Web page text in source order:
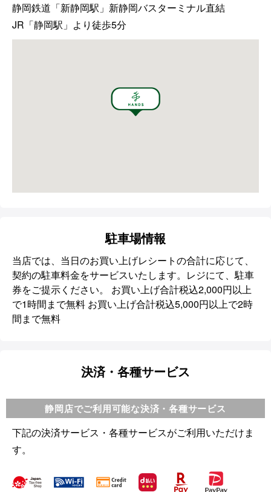
静岡鉄道「新静岡駅」新静岡バスターミナル直結
JR「静岡駅」より徒歩5分
駐車場情報
当店では、当日のお買い上げレシートの合計に応じて、
契約の駐車料金をサービスいたします。レジにて、駐車
券をご提示ください。 お買い上げ合計税込2,000円以上
で1時間まで無料 お買い上げ合計税込5,000円以上で2時
間まで無料
決済・各種サービス
静岡店でご利用可能な決済・各種サービス
下記の決済サービス・各種サービスがご利用いただけま
す。